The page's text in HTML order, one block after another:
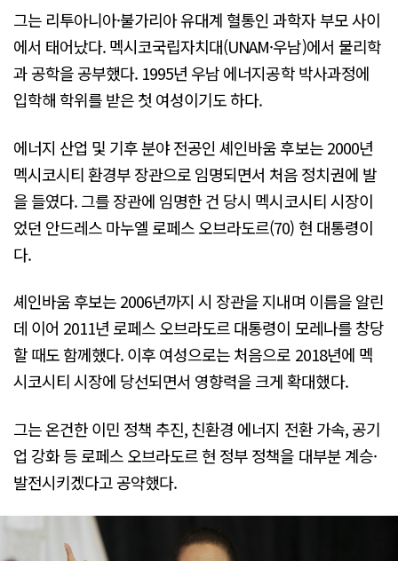
그는 리투아니아·불가리아 유대계 혈통인 과학자 부모 사이
에서 태어났다. 멕시코국립자치대(UNAM·우남)에서 물리학
과 공학을 공부했다. 1995년 우남 에너지공학 박사과정에
입학해 학위를 받은 첫 여성이기도 하다.
에너지 산업 및 기후 분야 전공인 셰인바움 후보는 2000년
멕시코시티 환경부 장관으로 임명되면서 처음 정치권에 발
을 들였다. 그를 장관에 임명한 건 당시 멕시코시티 시장이
었던 안드레스 마누엘 로페스 오브라도르(70) 현 대통령이
다.
셰인바움 후보는 2006년까지 시 장관을 지내며 이름을 알린
데 이어 2011년 로페스 오브라도르 대통령이 모레나를 창당
할 때도 함께했다. 이후 여성으로는 처음으로 2018년에 멕
시코시티 시장에 당선되면서 영향력을 크게 확대했다.
그는 온건한 이민 정책 추진, 친환경 에너지 전환 가속, 공기
업 강화 등 로페스 오브라도르 현 정부 정책을 대부분 계승·
발전시키겠다고 공약했다.